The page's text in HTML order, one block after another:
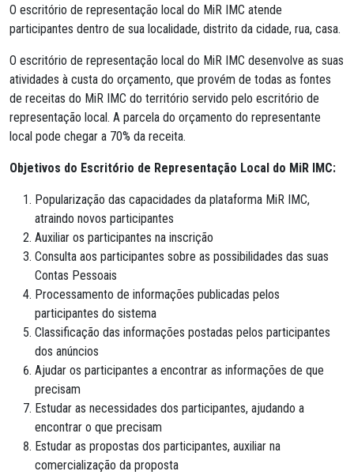
O escritório de representação local do MiR IMC atende
participantes dentro de sua localidade, distrito da cidade, rua, casa.
O escritório de representação local do MiR IMC desenvolve as suas
atividades à custa do orçamento, que provém de todas as fontes
de receitas do MiR IMC do território servido pelo escritório de
representação local. A parcela do orçamento do representante
local pode chegar a 70% da receita.
Objetivos do Escritório de Representação Local do MiR IMC:
Popularização das capacidades da plataforma MiR IMC,
atraindo novos participantes
Auxiliar os participantes na inscrição
Consulta aos participantes sobre as possibilidades das suas
Contas Pessoais
Processamento de informações publicadas pelos
participantes do sistema
Classificação das informações postadas pelos participantes
dos anúncios
Ajudar os participantes a encontrar as informações de que
precisam
Estudar as necessidades dos participantes, ajudando a
encontrar o que precisam
Estudar as propostas dos participantes, auxiliar na
comercialização da proposta